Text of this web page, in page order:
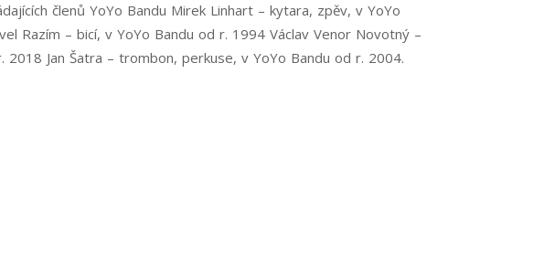
členů YoYo Bandu Mirek Linhart – kytara, zpěv, v YoYo
Razím – bicí, v YoYo Bandu od r. 1994 Václav Venor Novotný –
Jan Šatra – trombon, perkuse, v YoYo Bandu od r. 2004.